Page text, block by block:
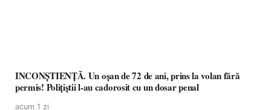
INCONȘTIENȚĂ. Un oșan de 72 de ani, prins la volan fără
permis! Polițiștii l-au cadorosit cu un dosar penal
acum 1 zi